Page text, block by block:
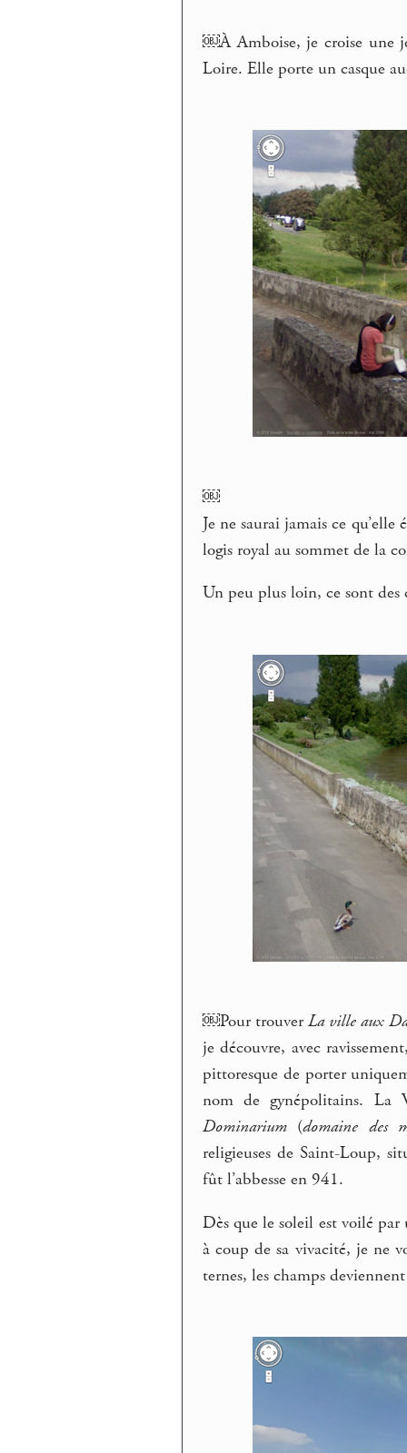
￼À Amboise, je croise une
Loire. Elle porte un casque
￼
Je ne saurai jamais ce
logis royal au sommet de la
Un peu plus loin, ce sont des
￼Pour trouverLa ville aux
je découvre, avec
pittoresque de porter
nom de gynépolitains.
Dominarium (domaine des
religieuses de Saint-Loup,
fût l’abbesse en 941.
Dès que le soleil est voilé
à coup de sa vivacité, je ne
ternes, les champs